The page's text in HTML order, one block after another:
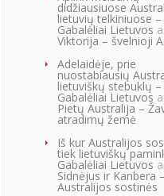
didžiausiuose
lietuvių telkiniuose –
Gabalėliai Lietuvos
Viktorija – švelnioji
Adelaidėje, prie
nuostabiausių
lietuviškų stebuklų –
Gabalėliai Lietuvos
Pietų Australija –
atradimų žemė
Iš kur Australijos
tiek lietuviškų
Gabalėliai Lietuvos
Sidnėjus ir Kanbera
Australijos sostinės